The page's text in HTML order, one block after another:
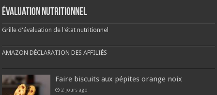
Évaluation nutritionnel
Grille d'évaluation de l'état nutritionnel
AMAZON DÉCLARATION DES AFFILIÉS
Faire biscuits aux pépites orange noix
2 jours ago